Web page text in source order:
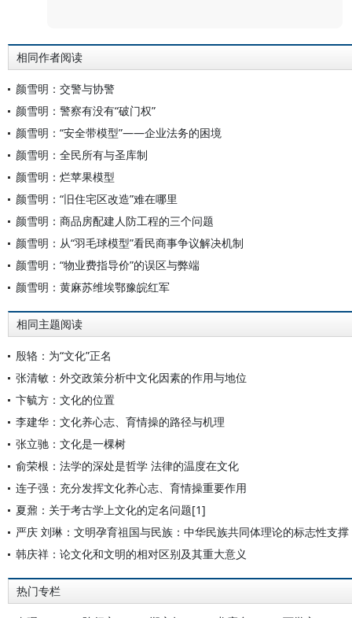
相同作者阅读
颜雪明：交警与协警
颜雪明：警察有没有“破门权”
颜雪明：“安全带模型”——企业法务的困境
颜雪明：全民所有与圣库制
颜雪明：烂苹果模型
颜雪明：“旧住宅区改造”难在哪里
颜雪明：商品房配建人防工程的三个问题
颜雪明：从“羽毛球模型”看民商事争议解决机制
颜雪明：“物业费指导价”的误区与弊端
颜雪明：黄麻苏维埃鄂豫皖红军
相同主题阅读
殷辂：为“文化”正名
张清敏：外交政策分析中文化因素的作用与地位
卞毓方：文化的位置
李建华：文化养心志、育情操的路径与机理
张立驰：文化是一棵树
俞荣根：法学的深处是哲学 法律的温度在文化
连子强：充分发挥文化养心志、育情操重要作用
夏鼐：关于考古学上文化的定名问题[1]
严庆 刘琳：文明孕育祖国与民族：中华民族共同体理论的标志性支撑
韩庆祥：论文化和文明的相对区别及其重大意义
热门专栏